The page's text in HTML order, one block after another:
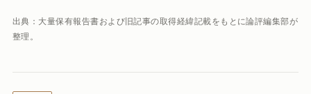
出典：大量保有報告書および旧記事の取得経緯記載をもとに論評編集部が
整理。